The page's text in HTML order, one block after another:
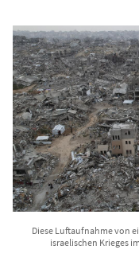
Diese Luftaufnahme von
israelischen Krieges